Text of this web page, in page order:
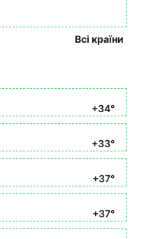
Всі країни
+34°
+33°
+37°
+37°